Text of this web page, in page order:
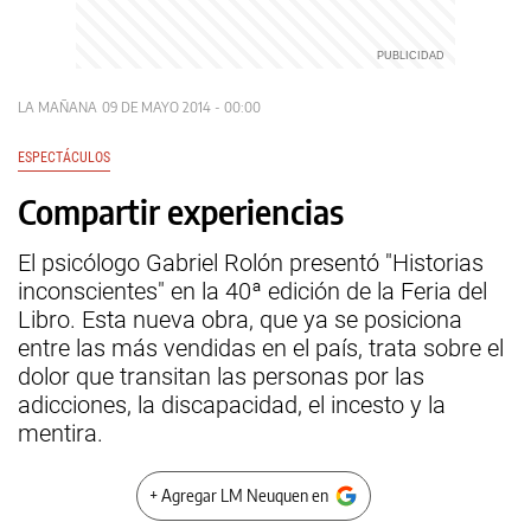
LA MAÑANA 09 DE MAYO 2014 - 00:00
ESPECTÁCULOS
Compartir experiencias
El psicólogo Gabriel Rolón presentó "Historias
inconscientes" en la 40ª edición de la Feria del
Libro. Esta nueva obra, que ya se posiciona
entre las más vendidas en el país, trata sobre el
dolor que transitan las personas por las
adicciones, la discapacidad, el incesto y la
mentira.
+ Agregar LM Neuquen en